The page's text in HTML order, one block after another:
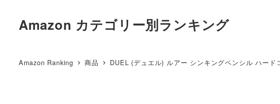
Amazon カテゴリー別ランキング
Amazon Ranking 商品 DUEL (デュエル) ルアー シンキングペンシル ハー